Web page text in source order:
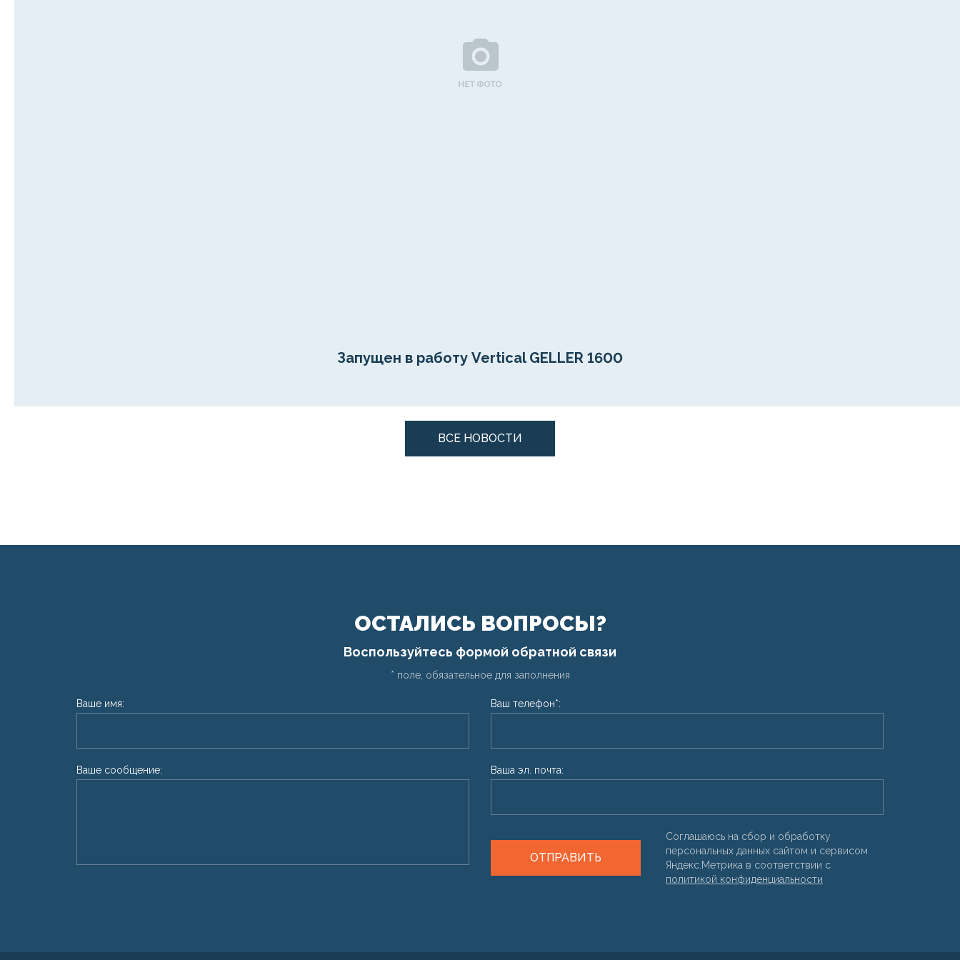
Запущен в работу Vertical GELLER 1600
ВСЕ НОВОСТИ
ОСТАЛИСЬ ВОПРОСЫ?
Воспользуйтесь формой обратной связи
* поле, обязательное для заполнения
Ваше имя:
Ваше сообщение:
Ваш телефон*:
Ваша эл. почта:
ОТПРАВИТЬ
Соглашаюсь на сбор и обработку
персональных данных сайтом и сервисом
Яндекс.Метрика в соответствии с
политикой конфиденциальности